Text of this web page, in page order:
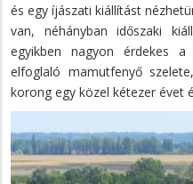
és egy íjászati kiállítást
van, néhányban időszaki
egyikben nagyon érdekes
elfoglaló mamutfenyő
korong egy közel kétezer évet